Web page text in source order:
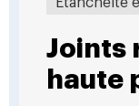
Joints
haute